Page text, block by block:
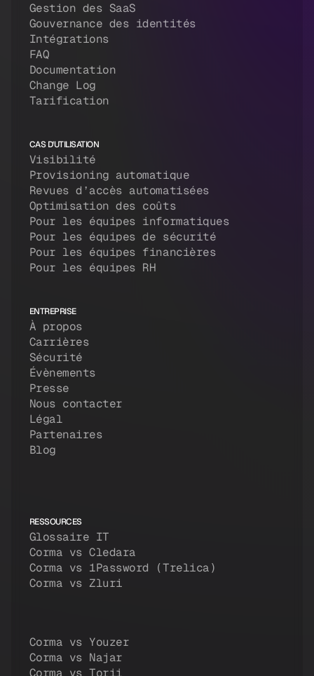
Gestion des SaaS
Gouvernance des identités
Intégrations
FAQ
Documentation
Change Log
Tarification
CAS D'UTILISATION
Visibilité
Provisioning automatique
Revues d’accès automatisées
Optimisation des coûts
Pour les équipes informatiques
Pour les équipes de sécurité
Pour les équipes financières
Pour les équipes RH
ENTREPRISE
À propos
Carrières
Sécurité
Évènements
Presse
Nous contacter
Légal
Partenaires
Blog
RESSOURCES
Glossaire IT
Corma vs Cledara
Corma vs 1Password (Trelica)
Corma vs Zluri
Corma vs Youzer
Corma vs Najar
Corma vs Torii